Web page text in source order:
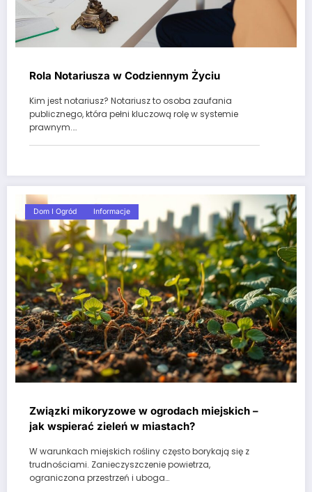
Rola Notariusza w Codziennym Życiu
Kim jest notariusz? Notariusz to osoba zaufania
publicznego, która pełni kluczową rolę w systemie
prawnym.…
Dom I Ogród Informacje
Związki mikoryzowe w ogrodach miejskich –
jak wspierać zieleń w miastach?
W warunkach miejskich rośliny często borykają się z
trudnościami. Zanieczyszczenie powietrza,
ograniczona przestrzeń i uboga…